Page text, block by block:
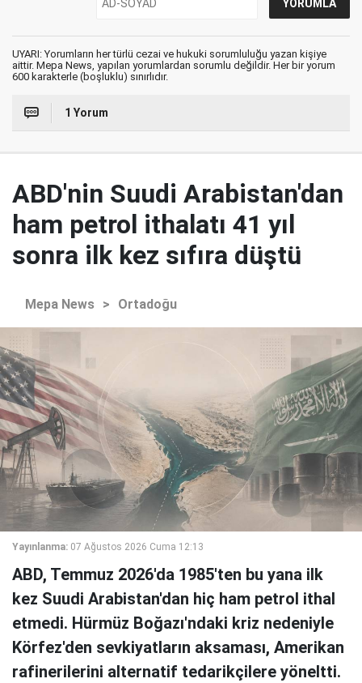
UYARI: Yorumların her türlü cezai ve hukuki sorumluluğu yazan kişiye
aittir. Mepa News, yapılan yorumlardan sorumlu değildir. Her bir yorum
600 karakterle (boşluklu) sınırlıdır.
1 Yorum
ABD'nin Suudi Arabistan'dan
ham petrol ithalatı 41 yıl
sonra ilk kez sıfıra düştü
Mepa News > Ortadoğu
Yayınlanma: 07 Ağustos 2026 Cuma 12:13
ABD, Temmuz 2026'da 1985'ten bu yana ilk
kez Suudi Arabistan'dan hiç ham petrol ithal
etmedi. Hürmüz Boğazı'ndaki kriz nedeniyle
Körfez'den sevkiyatların aksaması, Amerikan
rafinerilerini alternatif tedarikçilere yöneltti.